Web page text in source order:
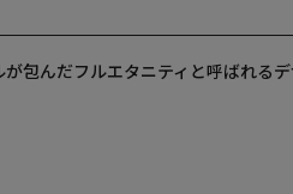
包んだフルエタニティと呼ばれる